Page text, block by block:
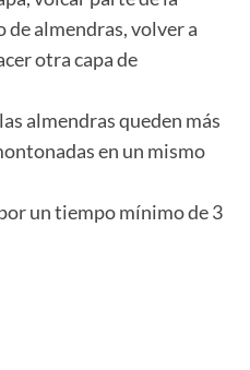
de almendras, volver a
otra capa de
almendras queden más
en un mismo
un tiempo mínimo de 3